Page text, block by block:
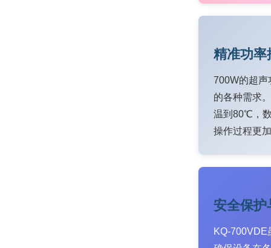
精准功率
700W的超声
的各种需求
温到80℃，
操作过程更
安全保护
KQ-700VDE